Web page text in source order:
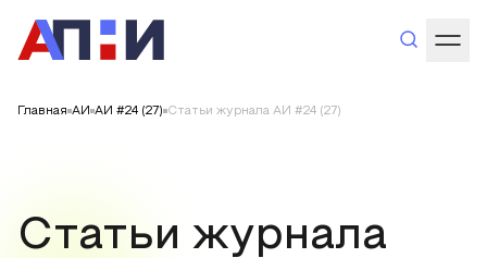
Главная АИ АИ #24 (27) Статьи журнала АИ #24 (27)
Статьи журнала